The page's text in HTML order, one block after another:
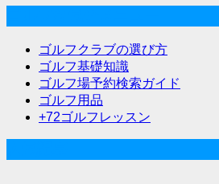
ゴルフクラブの選び方
ゴルフ基礎知識
ゴルフ場予約検索ガイド
ゴルフ用品
+72ゴルフレッスン